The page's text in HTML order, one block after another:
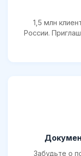
1,5 млн
России.
Забудьте о